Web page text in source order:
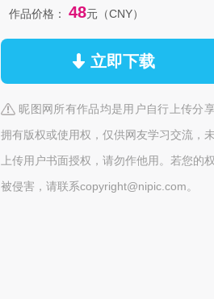
作品价格： 48元（CNY）
立即下载
昵图网所有作品均是用户自行上传分
拥有版权或使用权，仅供网友学习交流，
上传用户书面授权，请勿作他用。若您的
被侵害，请联系copyright@nipic.com。